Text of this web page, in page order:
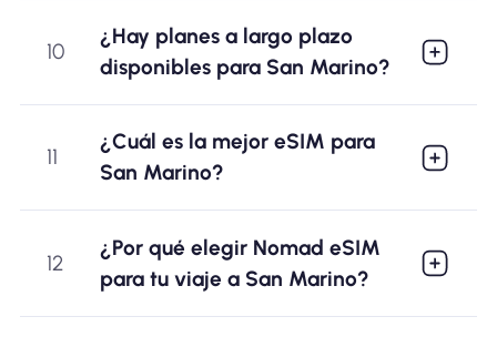
10
¿Hay planes a largo plazo
disponibles para San Marino?
11
¿Cuál es la mejor eSIM para
San Marino?
12
¿Por qué elegir Nomad eSIM
para tu viaje a San Marino?